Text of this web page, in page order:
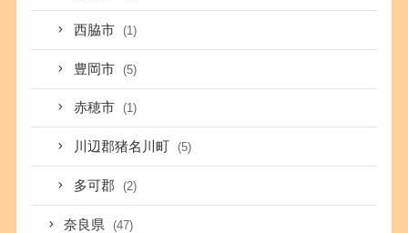
西脇市 (1)
豊岡市 (5)
赤穂市 (1)
川辺郡猪名川町 (5)
多可郡 (2)
奈良県 (47)